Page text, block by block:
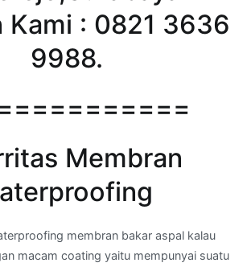
Kami : 0821 3636
9988.
Membran
membran bakar aspal kalau
macam coating yaitu mempunyai suatu